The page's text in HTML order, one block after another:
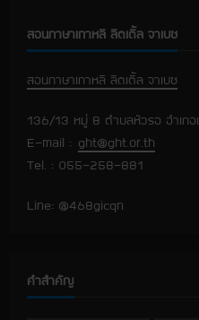
สอนภาษาเกาหลี ลิตเติ้ล จาเบซ
สอนภาษาเกาหลี ลิตเติ้ล จาเบซ
136/13 หมู่ 8 ตำบลหัวรอ อำเภ
E-mail : ght@ght.or.th
Tel. : 055-258-881
Line: @468gicqn
คำสำคัญ